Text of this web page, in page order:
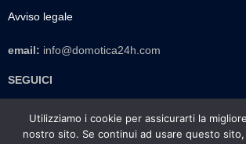
Avviso legale
email: info@domotica24h.com
SEGUICI
Utilizziamo i cookie per assicurarti la
nostro sito. Se continui ad usare questo